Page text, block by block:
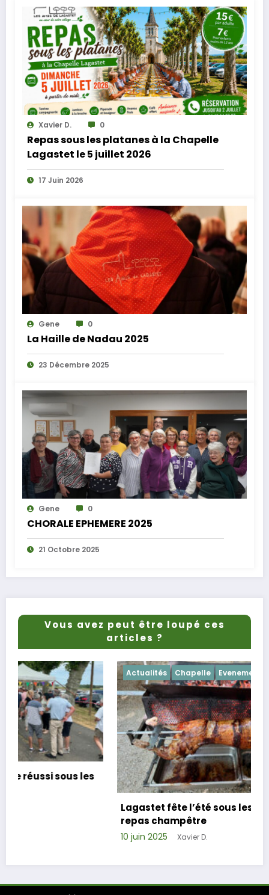
Xavier D. 0
Repas sous les platanes à la Chapelle
Lagastet le 5 juillet 2026
17 Juin 2026
Gene 0
La Haille de Nadau 2025
23 Décembre 2025
Gene 0
CHORALE EPHEMERE 2025
21 Octobre 2025
Vous avez peut être loupé ces
articles ?
Actualités Evenements
Repas de cohésion réussi pour les Amis de